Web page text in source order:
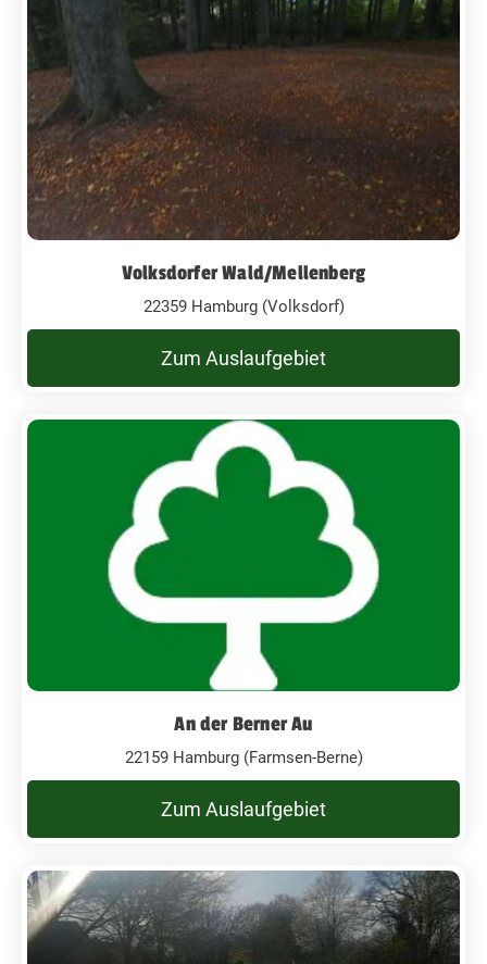
Volksdorfer Wald/Mellenberg
22359 Hamburg (Volksdorf)
Zum Auslaufgebiet
An der Berner Au
22159 Hamburg (Farmsen-Berne)
Zum Auslaufgebiet